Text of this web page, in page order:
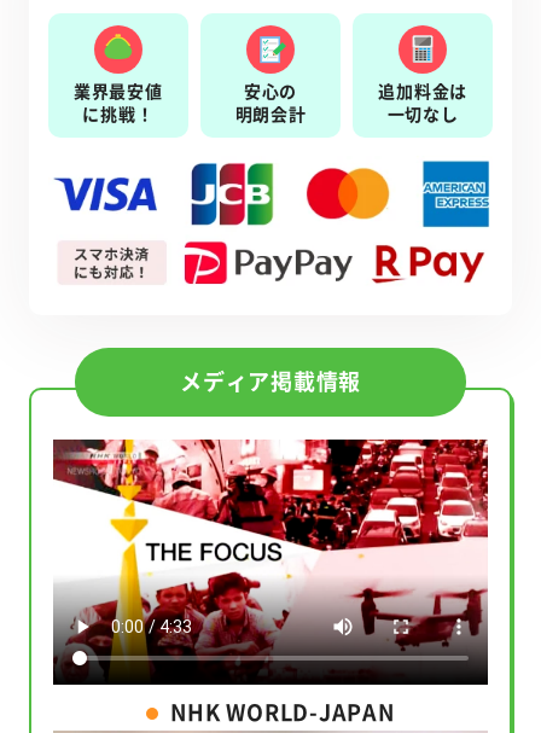
業界最安値
に挑戦！
安心の
明朗会計
追加料金は
一切なし
メディア掲載情報
NHK WORLD-JAPAN